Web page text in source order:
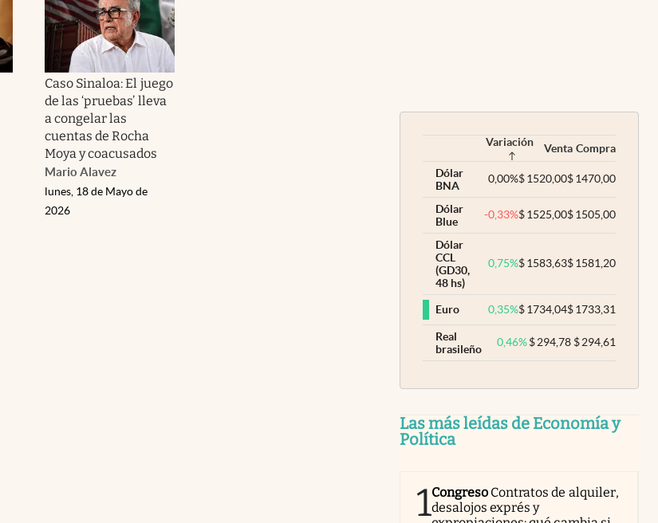
Caso Sinaloa: El juego
de las ‘pruebas’ lleva
a congelar las
cuentas de Rocha
Moya y coacusados
Mario Alavez
lunes, 18 de Mayo de
2026
Variación Venta Compra
Dólar
BNA
0,00%$1520,00$1470,00
Dólar
Blue
-0,33%$1525,00$1505,00
Dólar
CCL
(GD30,
48 hs)
0,75%$1583,63$1581,20
Euro 0,35%$1734,04$1733,31
Real
brasileño
0,46% $294,78 $294,61
Las más leídas de Economía y
Política
1Congreso Contratos de alquiler,
desalojos exprés y